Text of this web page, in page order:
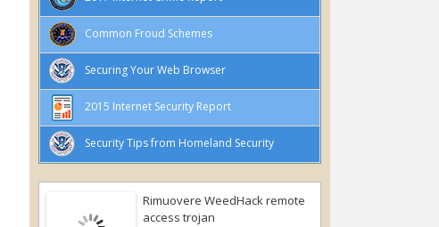
Common Froud Schemes
Securing Your Web Browser
2015 Internet Security Report
Security Tips from Homeland Security
Rimuovere WeedHack remote
access trojan